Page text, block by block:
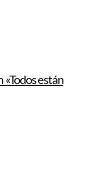
están